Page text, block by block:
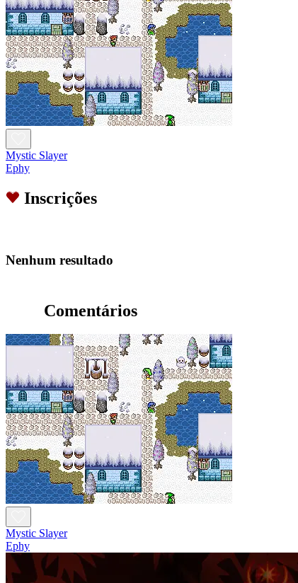
Mystic Slayer
Ephy
Inscrições
Nenhum resultado
Comentários
Mystic Slayer
Ephy